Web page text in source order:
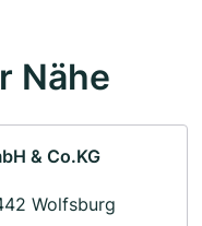
Nähe
& Co.KG
Wolfsburg